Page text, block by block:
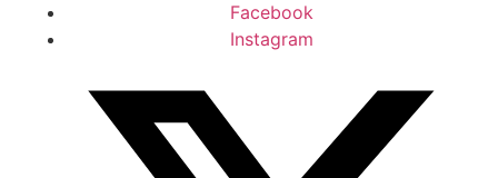
Facebook
Instagram